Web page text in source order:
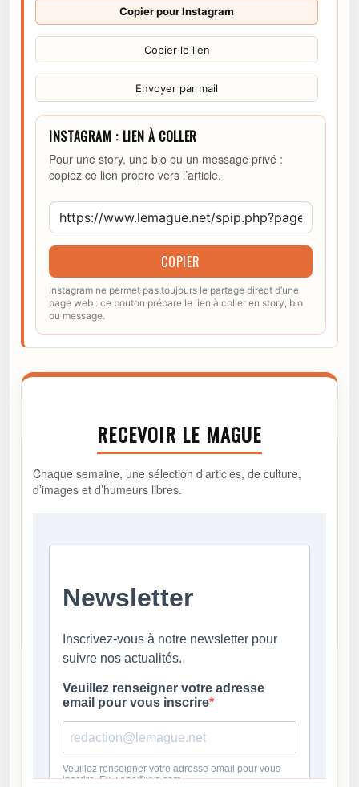
Copier pour Instagram
Copier le lien
Envoyer par mail
INSTAGRAM : LIEN À COLLER
Pour une story, une bio ou un message privé :
copiez ce lien propre vers l’article.
COPIER
Instagram ne permet pas toujours le partage direct d’une
page web : ce bouton prépare le lien à coller en story, bio
ou message.
RECEVOIR LE MAGUE
Chaque semaine, une sélection d’articles, de culture,
d’images et d’humeurs libres.